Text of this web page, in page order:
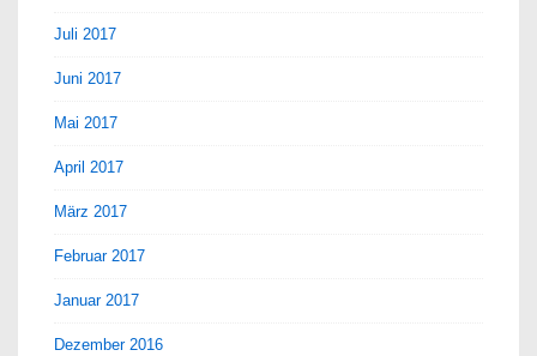
Juli 2017
Juni 2017
Mai 2017
April 2017
März 2017
Februar 2017
Januar 2017
Dezember 2016